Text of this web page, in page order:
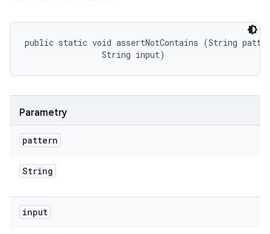
public static void assertNotContains (String
                String input)
Parametry
pattern
String
input